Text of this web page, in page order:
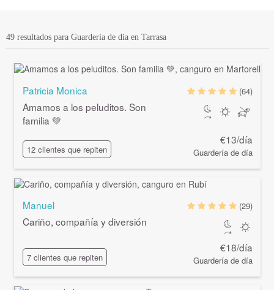
49 resultados para Guardería de día en Tarrasa
Patricia Monica
Amamos a los peluditos. Son
familia 💚
12 clientes que repiten
(64)
€13/día
Guardería de día
Manuel
Cariño, compañía y diversión
7 clientes que repiten
(29)
€18/día
Guardería de día